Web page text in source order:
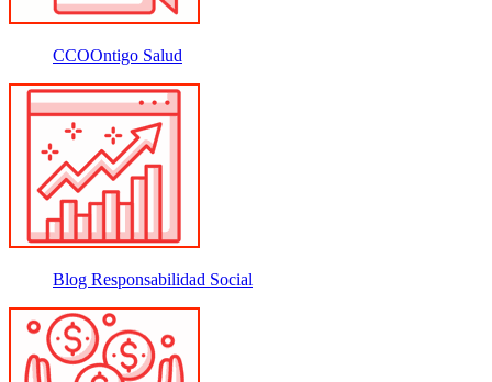
CCOOntigo Salud
Blog Responsabilidad Social